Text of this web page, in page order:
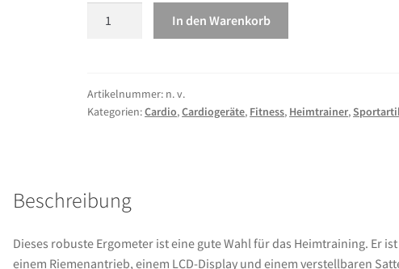
Rot
Menge
In den Warenkorb
Artikelnummer: n. v.
Kategorien:Cardio,Cardiogeräte, Fitness, Heimtrainer,
Beschreibung
Dieses robuste Ergometer ist eine gute Wahl für das Heimtraining. Er
einem Riemenantrieb, einem LCD-Display und einem verstellbaren